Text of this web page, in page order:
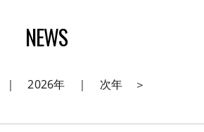
NEWS
｜ 2026年 ｜ 次年 ＞